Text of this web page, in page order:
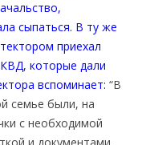
сыпаться. В ту же
приехал
которые дали
вспоминает: “В
семье были, на
с необходимой